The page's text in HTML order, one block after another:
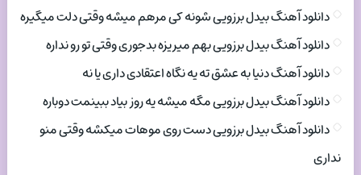
دانلود آهنگ بیدل برزویی شونه کی مرهم میشه وقتی دلت میگیره
دانلود آهنگ بیدل برزویی بهم میریزه بدجوری وقتی تو رو نداره
دانلود آهنگ دنیا به عشق ته یه نگاه اعتقادی داری یا نه
دانلود آهنگ بیدل برزویی مگه میشه یه روز بیاد ببینمت دوباره
دانلود آهنگ بیدل برزویی دست روی موهات میکشه وقتی منو
نداری